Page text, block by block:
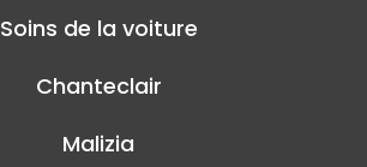
Soins de la voiture
Chanteclair
Malizia